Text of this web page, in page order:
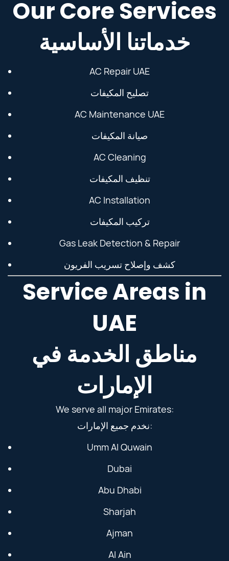
Our Core Services
خدماتنا الأساسية
AC Repair UAE
تصليح المكيفات
AC Maintenance UAE
صيانة المكيفات
AC Cleaning
تنظيف المكيفات
AC Installation
تركيب المكيفات
Gas Leak Detection & Repair
كشف وإصلاح تسريب الفريون
Service Areas in
UAE
مناطق الخدمة في
الإمارات
We serve all major Emirates:
نخدم جميع الإمارات:
Umm Al Quwain
Dubai
Abu Dhabi
Sharjah
Ajman
Al Ain